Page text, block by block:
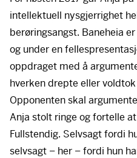
intellektuell nysgjerrighet
berøringsangst. Baneheia
og under en
oppdraget med å
hverken drepte eller
Opponenten skal
Anja stolt ringe og fortelle
Fullstendig. Selvsagt fordi
selvsagt – her – fordi hun